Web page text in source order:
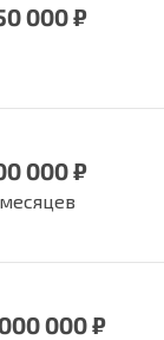
000 ₽
000 ₽
000 ₽